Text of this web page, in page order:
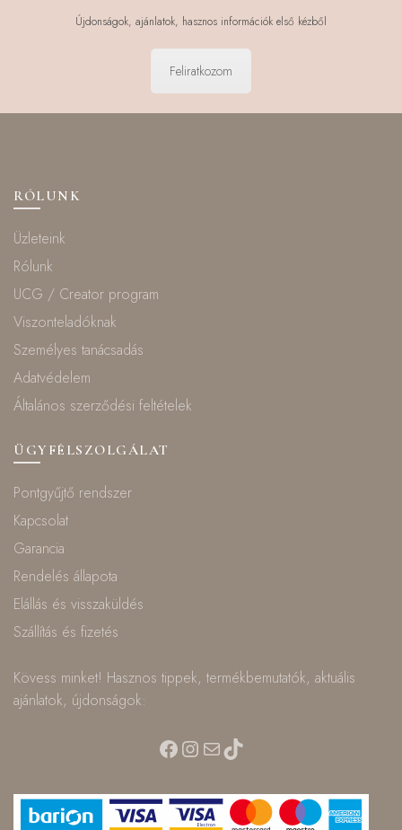
Újdonságok, ajánlatok, hasznos információk első kézből
Feliratkozom
RÓLUNK
Üzleteink
Rólunk
UCG / Creator program
Viszonteladóknak
Személyes tanácsadás
Adatvédelem
Általános szerződési feltételek
ÜGYFÉLSZOLGÁLAT
Pontgyűjtő rendszer
Kapcsolat
Garancia
Rendelés állapota
Elállás és visszaküldés
Szállítás és fizetés
Kövess minket! Hasznos tippek, termékbemutatók, aktuális
ajánlatok, újdonságok:
Facebook
Instagram
MailTikTok